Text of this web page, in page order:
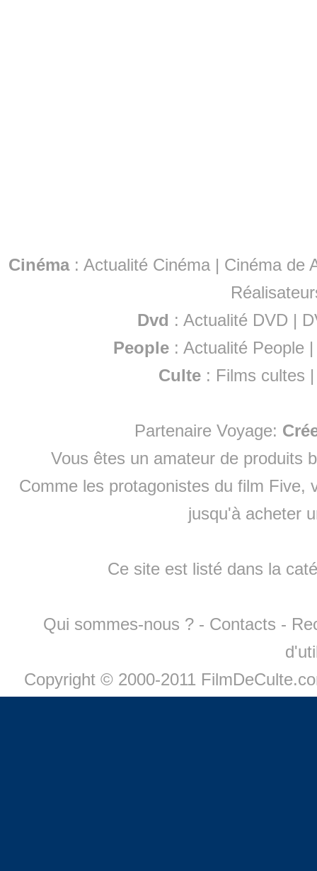
Cinéma: Actualité Cinéma | Cinéma de
Dvd : Actualité DVD |
People :Actualité People
Culte : Films cultes
Partenaire Voyage:
Vous êtes un amateur de produits
Comme les protagonistes du film Five,
jusqu'à acheter
Ce site est listé dans la
Qui sommes-nous ? - Contacts -
Copyright © 2000-2011